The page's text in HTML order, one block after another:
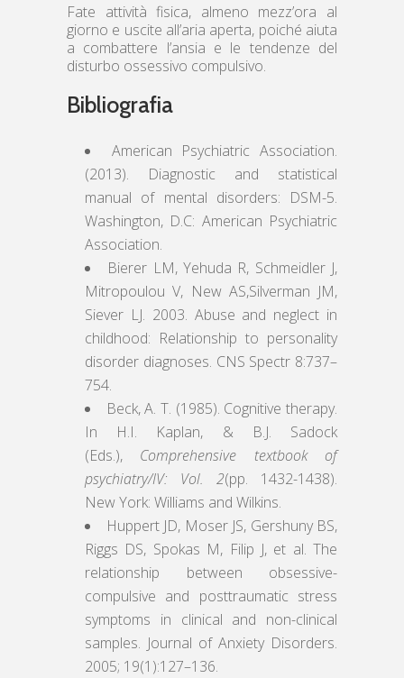
Fate attività fisica, almeno mezz’ora al
giorno e uscite all’aria aperta, poiché aiuta
a combattere l’ansia e le tendenze del
disturbo ossessivo compulsivo.
Bibliografia
American Psychiatric Association.
(2013). Diagnostic and statistical
manual of mental disorders: DSM-5.
Washington, D.C: American Psychiatric
Association.
Bierer LM, Yehuda R, Schmeidler J,
Mitropoulou V, New AS,Silverman JM,
Siever LJ. 2003. Abuse and neglect in
childhood: Relationship to personality
disorder diagnoses. CNS Spectr 8:737–
754.
Beck, A. T. (1985). Cognitive therapy.
In H.I. Kaplan, & B.J. Sadock
(Eds.), Comprehensive textbook of
psychiatry/IV: Vol. 2(pp. 1432-1438).
New York: Williams and Wilkins.
Huppert JD, Moser JS, Gershuny BS,
Riggs DS, Spokas M, Filip J, et al. The
relationship between obsessive-
compulsive and posttraumatic stress
symptoms in clinical and non-clinical
samples. Journal of Anxiety Disorders.
2005; 19(1):127–136.